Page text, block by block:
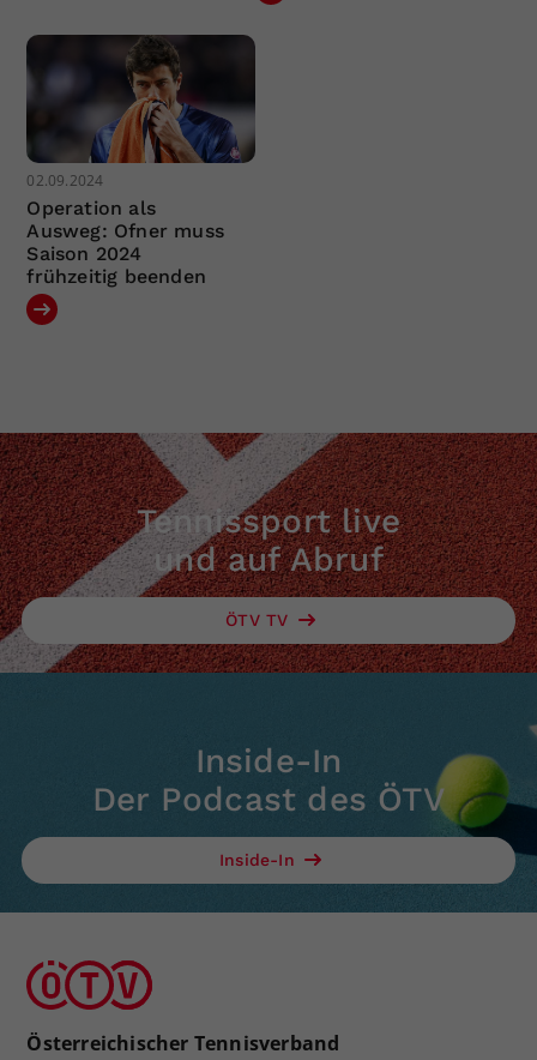
02.09.2024
Operation als
Ausweg: Ofner muss
Saison 2024
frühzeitig beenden
Tennissport live
und auf Abruf
ÖTV TV
Inside-In
Der Podcast des ÖTV
Inside-In
Österreichischer Tennisverband